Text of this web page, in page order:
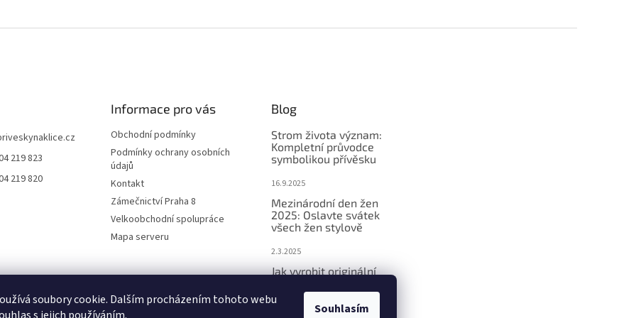
soubory cookie. Dalším procházením tohoto webu
Souhlasím
219 823
219 820
Informace pro vás
Obchodní podmínky
Podmínky ochrany osobních
údajů
Kontakt
Zámečnictví Praha 8
Velkoobchodní spolupráce
Mapa serveru
Blog
Strom života význam:
Kompletní průvodce
symbolikou přívěsku
16.9.2025
Mezinárodní den žen
2025: Oslavte svátek
všech žen stylově
2.3.2025
Jak vyrobit originální